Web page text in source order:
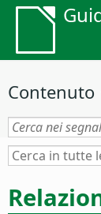
Contenuto